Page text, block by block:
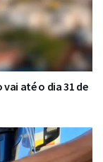
até o dia 31 de